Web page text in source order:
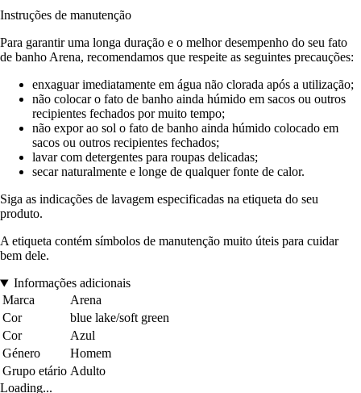
Instruções de manutenção
Para garantir uma longa duração e o melhor desempenho do seu fato
de banho Arena, recomendamos que respeite as seguintes precauções:
enxaguar imediatamente em água não clorada após a utilização;
não colocar o fato de banho ainda húmido em sacos ou outros
recipientes fechados por muito tempo;
não expor ao sol o fato de banho ainda húmido colocado em
sacos ou outros recipientes fechados;
lavar com detergentes para roupas delicadas;
secar naturalmente e longe de qualquer fonte de calor.
Siga as indicações de lavagem especificadas na etiqueta do seu
produto.
A etiqueta contém símbolos de manutenção muito úteis para cuidar
bem dele.
Informações adicionais
Marca
Arena
Cor
blue lake/soft green
Cor
Azul
Género
Homem
Grupo etário Adulto
Loading...